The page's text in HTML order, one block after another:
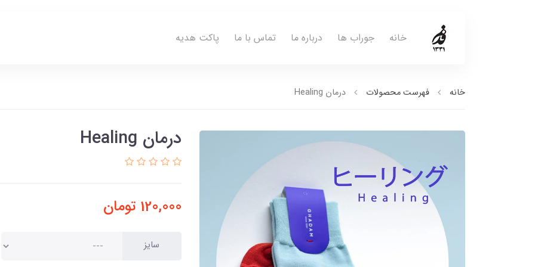
خانه جوراب ها درباره ما تماس با ما پاکت هدیه
خانه فهرست محصولات درمان Healing
درمان Healing
120,000 تومان
سایز